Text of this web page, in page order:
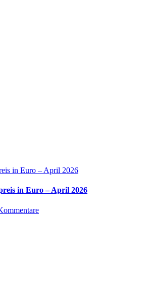
in Euro – April 2026
in Euro – April 2026